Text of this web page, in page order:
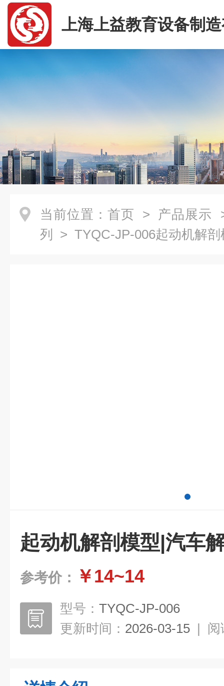
上海上益教育设备制
司
当前位置： 首页 > 产品展示
列
> TYQC-JP-006起动机解
起动机解剖模型|汽车
参考价： ￥14~14
型号： TYQC-JP-006
更新时间： 2026-03-15 | 阅